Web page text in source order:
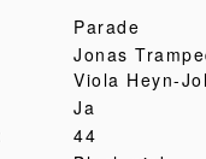
Parade
Jonas
Viola Heyn-
Ja
44